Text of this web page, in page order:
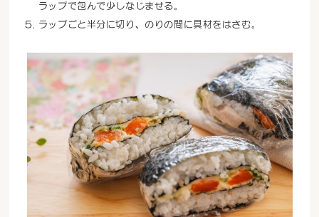
ラップで包んで少しなじませる。
ラップごと半分に切り、のりの間に具材をはさむ。